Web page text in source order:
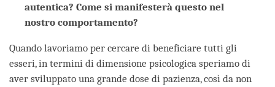
autentica? Come si manifesterà questo nel
nostro comportamento?
Quando lavoriamo per cercare di beneficiare tutti gli
esseri, in termini di dimensione psicologica speriamo di
aver sviluppato una grande dose di pazienza, così da non